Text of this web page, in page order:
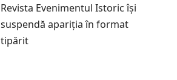
Revista Evenimentul Istoric își
suspendă apariția în format
tipărit